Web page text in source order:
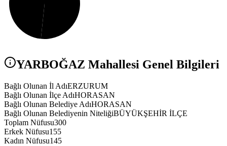
YARBOĞAZ Mahallesi Genel Bilgileri
Bağlı Olunan İl AdıERZURUM
Bağlı Olunan İlçe AdıHORASAN
Bağlı Olunan Belediye AdıHORASAN
Bağlı Olunan Belediyenin NiteliğiBÜYÜKŞEHİR İLÇE
Toplam Nüfusu300
Erkek Nüfusu155
Kadın Nüfusu145